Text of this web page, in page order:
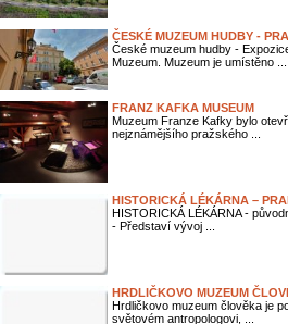
ČESKÉ MUZEUM HUDBY -
České muzeum hudby -
Muzeum. Muzeum je umístěno ...
FRANZ KAFKA MUSEUM
Muzeum Franze Kafky bylo
nejznámějšího pražského ...
HISTORICKÁ LÉKÁRNA –
HISTORICKÁ LÉKÁRNA -
- Představí vývoj ...
HRDLIČKOVO MUZEUM
Hrdličkovo muzeum člověka je
světovém antropologovi, ...